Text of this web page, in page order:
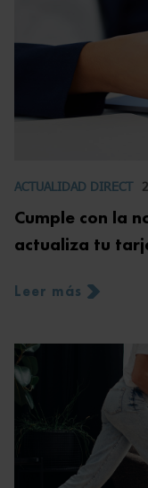
ACTUALIDAD DIRECT
Cumple con la
actualiza tu
Leer más